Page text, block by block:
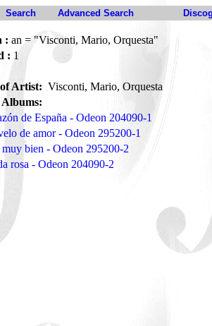
Search Advanced Search
: an = "Visconti, Mario, Orquesta"
: 1
Artist: Visconti, Mario, Orquesta
de España - Odeon 204090-1
de amor - Odeon 295200-1
muy bien - Odeon 295200-2
rosa - Odeon 204090-2